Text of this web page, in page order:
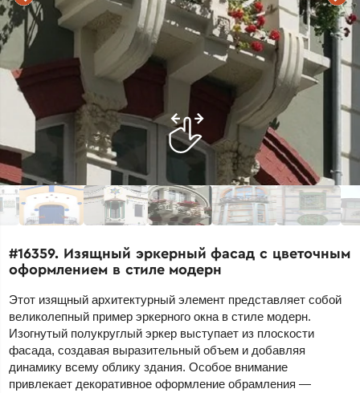
#16359. Изящный эркерный фасад с цветочным
оформлением в стиле модерн
Этот изящный архитектурный элемент представляет собой
великолепный пример эркерного окна в стиле модерн.
Изогнутый полукруглый эркер выступает из плоскости
фасада, создавая выразительный объем и добавляя
динамику всему облику здания. Особое внимание
привлекает декоративное оформление обрамления —